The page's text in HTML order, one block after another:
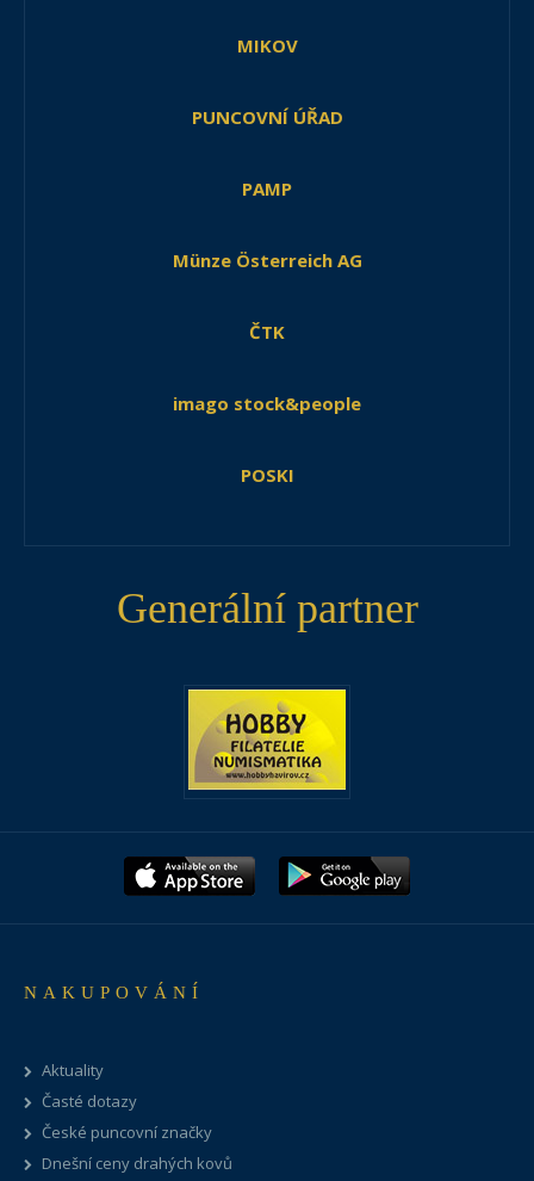
MIKOV
PUNCOVNÍ ÚŘAD
PAMP
Münze Österreich AG
ČTK
imago stock&people
POSKI
Generální partner
NAKUPOVÁNÍ
Aktuality
Časté dotazy
České puncovní značky
Dnešní ceny drahých kovů